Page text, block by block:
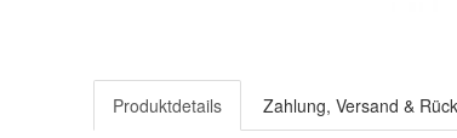
Produktdetails Zahlung, Versand &